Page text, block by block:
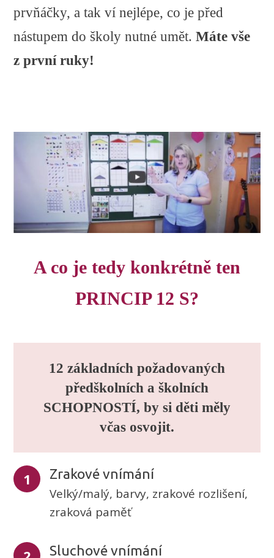
prvňáčky, a tak ví nejlépe, co je před
nástupem do školy nutné umět.Máte vše
z první ruky!
A co je tedy konkrétně ten
PRINCIP 12 S?
12 základních požadovaných
předškolních a školních
SCHOPNOSTÍ, by si děti měly
včas osvojit.
1 Zrakové vnímání
Velký/malý, barvy, zrakové rozlišení,
zraková paměť
Sluchové vnímání